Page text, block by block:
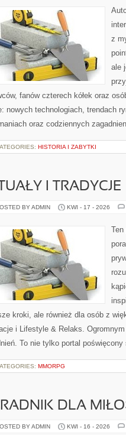
z
ale
fanów czterech kółek oraz
nowych technologiach, trendach
oraz codziennych
HISTORIA I ZABYTKI
I TRADYCJE
BY ADMIN KWI - 17 - 2026
kroki, ale również dla osób z
i Lifestyle & Relaks.
To nie tylko portal
MMORPG
DLA
BY ADMIN KWI - 16 - 2026